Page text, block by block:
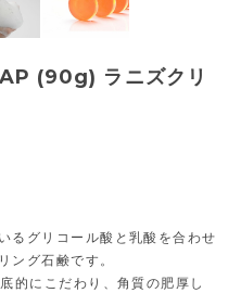
(90g) ラニズクリ
るグリコール酸と乳酸を合わせ
ング石鹸です。
的にこだわり、角質の肥厚し